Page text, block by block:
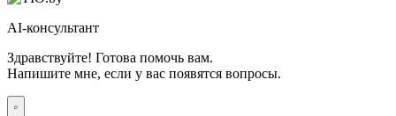
AI-консультант
Здравствуйте! Готова помочь вам.
Напишите мне, если у вас появятся вопросы.